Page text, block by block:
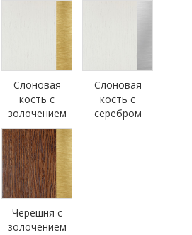
Слоновая
кость с
золочением
Слоновая
кость с
серебром
Черешня с
золочением